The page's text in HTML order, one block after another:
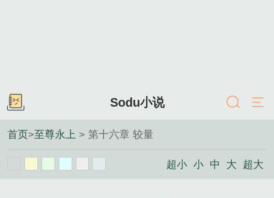
Sodu小说
首页>至尊永上 > 第十六章 较量
超小 小 中 大 超大